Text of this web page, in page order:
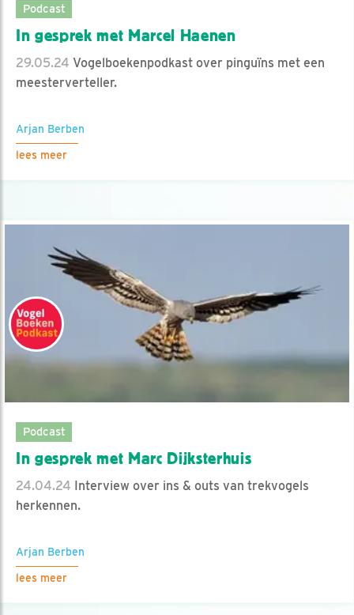
Podcast
In gesprek met Marcel Haenen
29.05.24 Vogelboekenpodkast over pinguïns met een
meesterverteller.
Arjan Berben
lees meer
Podcast
In gesprek met Marc Dijksterhuis
24.04.24 Interview over ins & outs van trekvogels
herkennen.
Arjan Berben
lees meer